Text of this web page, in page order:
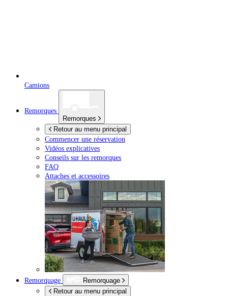
Camions
Remorques
Remorques
Retour au menu principal
Commencer une réservation
Vidéos explicatives
Conseils sur les remorques
FAQ
Attaches et accessoires
Remorquage
Remorquage
Retour au menu principal